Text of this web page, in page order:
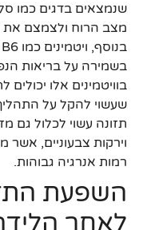
שנמצאים בדגים כמו
מצב הרוח ולצמצם
בשמירה על בריאות
בוויטמינים אלו
שעשוי להקל על
תזונה עשוי לכלול גם
וירקות צבעוניים,
רמות אנרגיה גבוהות.
השפעת
לאחר